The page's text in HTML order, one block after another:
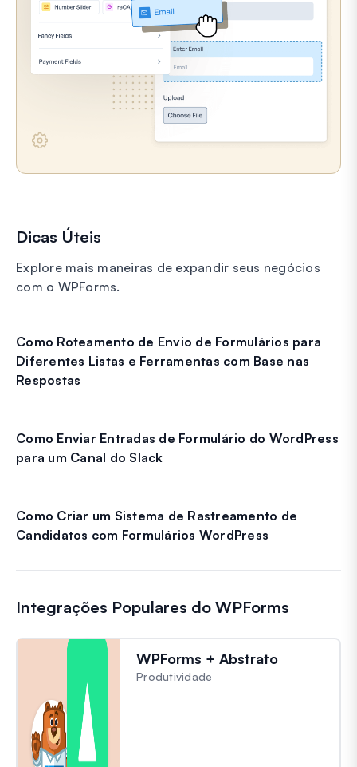
Dicas Úteis
Explore mais maneiras de expandir seus negócios
com o WPForms.
Como Roteamento de Envio de Formulários para
Diferentes Listas e Ferramentas com Base nas
Respostas
Como Enviar Entradas de Formulário do WordPress
para um Canal do Slack
Como Criar um Sistema de Rastreamento de
Candidatos com Formulários WordPress
Integrações Populares do WPForms
WPForms + Abstrato
Produtividade